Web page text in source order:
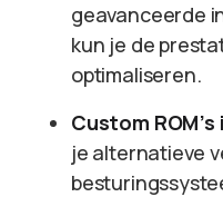
geavanceerde
kun je de
optimaliseren.
Custom
je alternatieve